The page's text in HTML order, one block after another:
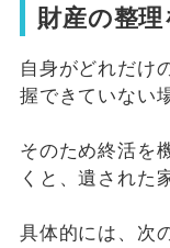
財産の整理
自身がどれだけ
握できていない
そのため終活を
くと、遺された
具体的には、次